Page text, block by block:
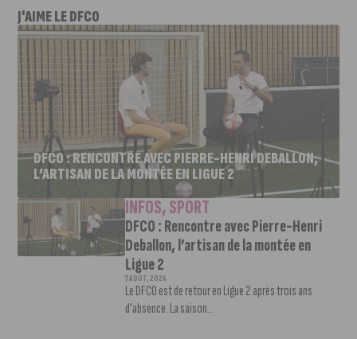
J'AIME LE DFCO
DFCO : RENCONTRE AVEC PIERRE-HENRI DEBALLON,
L’ARTISAN DE LA MONTÉE EN LIGUE 2
INFOS,SPORT
DFCO : Rencontre avec Pierre-Henri
Deballon, l’artisan de la montée en
Ligue 2
7 AOÛT, 2026
Le DFCO est de retour en Ligue 2 après trois ans
d’absence. La saison...